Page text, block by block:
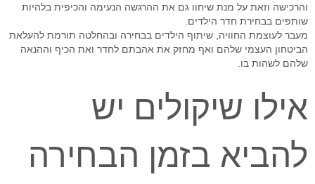
והרכישה וזאת על מנת שיחוו גם את ההרגשה הנעימה והכיפית בלהיות
שותפים בבחירת חדר הילדים.
מעבר לעוצמת החוויה, שיתוף הילדים בבחירה ובהחלטה תורמת להעלאת
הביטחון העצמי שלהם ואף מחזק את אהבתם לחדר ואת הכיף וההנאה
שלהם לשהות בו.
אילו שיקולים יש
להביא בזמן הבחירה